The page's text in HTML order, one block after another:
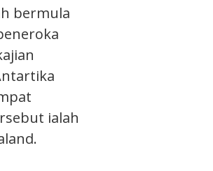
bermula
ialah